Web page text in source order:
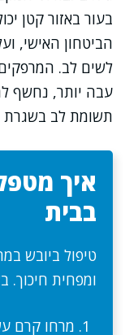
בעור באזור קטן
הביטחון האישי,
לשים לב.
עבה יותר, נחשף
תשומת לב בשגרת
איך
בבית
טיפול ביובש
ומפחית חיכוך.
מרחו קרם